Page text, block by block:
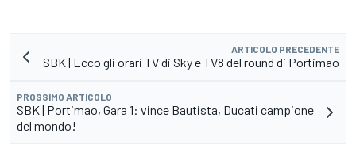
ARTICOLO PRECEDENTE
SBK | Ecco gli orari TV di Sky e TV8 del round di Portimao
PROSSIMO ARTICOLO
SBK | Portimao, Gara 1: vince Bautista, Ducati campione
del mondo!